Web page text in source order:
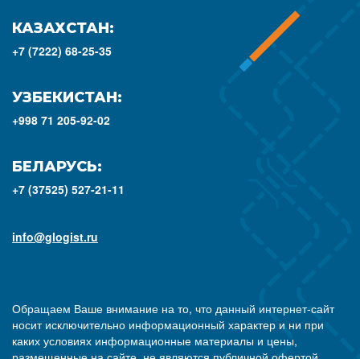
КАЗАХСТАН:
+7 (7222) 68-25-35
УЗБЕКИСТАН:
+998 71 205-92-02
БЕЛАРУСЬ:
+7 (37525) 527-21-11
info@glogist.ru
Обращаем Ваше внимание на то, что данный интернет-сайт
носит исключительно информационный характер и ни при
каких условиях информационные материалы и цены,